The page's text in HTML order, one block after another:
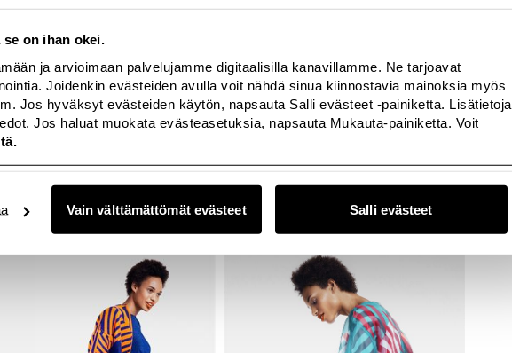
on ihan okei.
ja arvioimaan palvelujamme digitaalisilla kanavillamme. Ne tarjoavat
Joidenkin evästeiden avulla voit nähdä sinua kiinnostavia mainoksia myös
Jos hyväksyt evästeiden käytön, napsauta Salli evästeet -painiketta. Lisätietoja
Jos haluat muokata evästeasetuksia, napsauta Mukauta-painiketta. Voit
Vain välttämättömät evästeet Salli evästeet